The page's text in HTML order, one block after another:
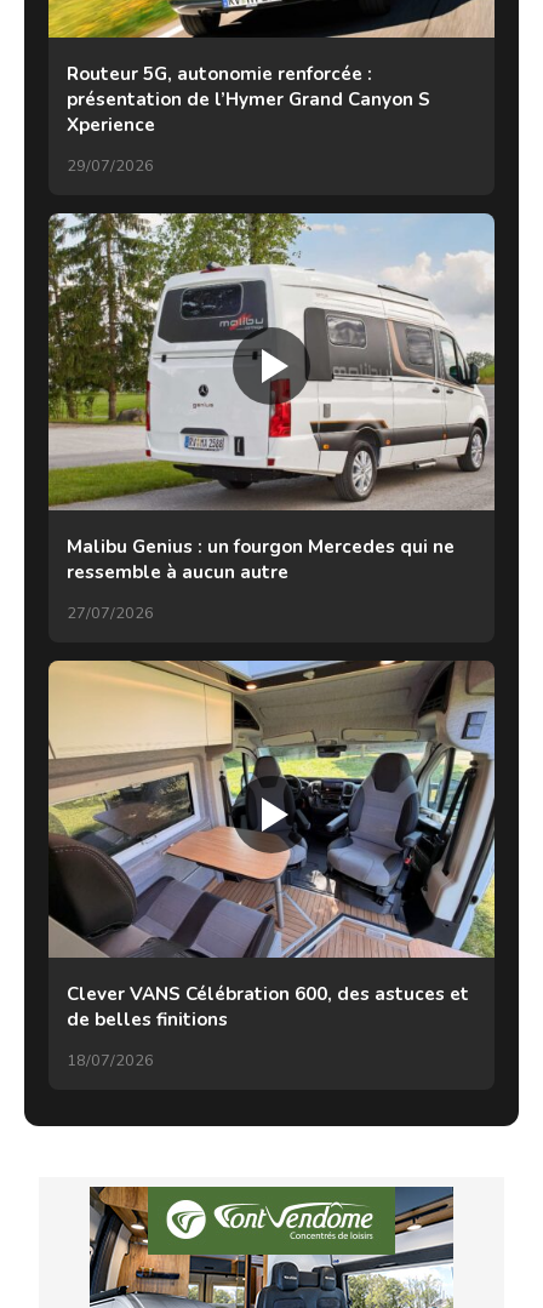
Routeur 5G, autonomie renforcée :
présentation de l’Hymer Grand Canyon S
Xperience
29/07/2026
Malibu Genius : un fourgon Mercedes qui ne
ressemble à aucun autre
27/07/2026
Clever VANS Célébration 600, des astuces et
de belles finitions
18/07/2026